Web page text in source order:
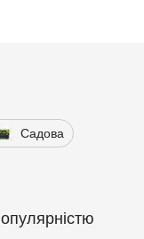
Садова